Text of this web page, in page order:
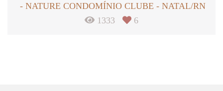
NATURE CONDOMÍNIO CLUBE - NATAL/RN
1333
6